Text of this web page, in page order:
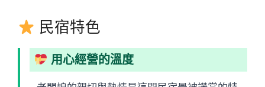
民宿特色
用心經營的溫度